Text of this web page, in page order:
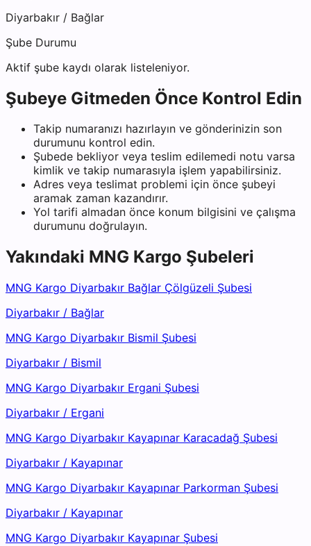
Diyarbakır / Bağlar
Şube Durumu
Aktif şube kaydı olarak listeleniyor.
Şubeye Gitmeden Önce Kontrol Edin
Takip numaranızı hazırlayın ve gönderinizin son
durumunu kontrol edin.
Şubede bekliyor veya teslim edilemedi notu varsa
kimlik ve takip numarasıyla işlem yapabilirsiniz.
Adres veya teslimat problemi için önce şubeyi
aramak zaman kazandırır.
Yol tarifi almadan önce konum bilgisini ve çalışma
durumunu doğrulayın.
Yakındaki MNG Kargo Şubeleri
MNG Kargo Diyarbakır Bağlar Çölgüzeli Şubesi
Diyarbakır / Bağlar
MNG Kargo Diyarbakır Bismil Şubesi
Diyarbakır / Bismil
MNG Kargo Diyarbakır Ergani Şubesi
Diyarbakır / Ergani
MNG Kargo Diyarbakır Kayapınar Karacadağ Şubesi
Diyarbakır / Kayapınar
MNG Kargo Diyarbakır Kayapınar Parkorman Şubesi
Diyarbakır / Kayapınar
MNG Kargo Diyarbakır Kayapınar Şubesi